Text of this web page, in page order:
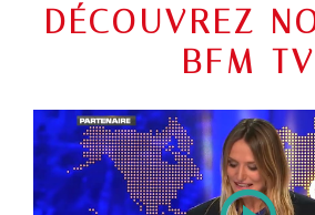
DÉCOUVREZ
BFM TV